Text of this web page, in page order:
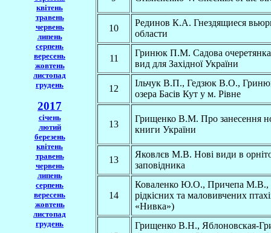
квітень
травень
червень
липень
серпень
вересень
жовтень
листопад
грудень
2017
січень
лютий
березень
квітень
травень
червень
липень
серпень
вересень
жовтень
листопад
грудень
10
Рединов К.А. Гнездящиеся
области
11
Гринюк П.М. Садова
вид для Західної України
12
Ільчук В.П., Гедзюк В.О.,
озера Басів Кут у м. Рівне
13
Грищенко В.М. Про занесення
книги України
13
Яковлєв М.В. Нові види в
заповідника
14
Коваленко Ю.О., Причепа М.В.,
рідкісних та маловивчених
«Нивка»)
Грищенко В.Н., Яблоновская-